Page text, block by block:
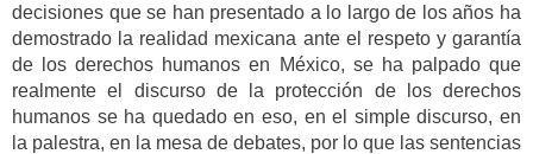
decisiones que se han presentado a lo largo de los años ha
demostrado la realidad mexicana ante el respeto y garantía
de los derechos humanos en México, se ha palpado que
realmente el discurso de la protección de los derechos
humanos se ha quedado en eso, en el simple discurso, en
la palestra, en la mesa de debates, por lo que las sentencias